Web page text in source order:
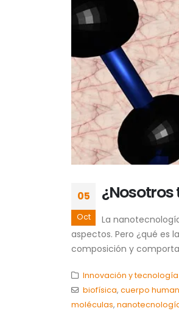
05
Oct
La
aspectos. Pero ¿qué es
composición y
Innovación y tecnología
biofísica, cuerpo
moléculas,